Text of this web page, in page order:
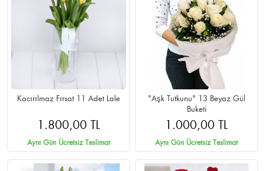
Kacırılmaz Fırsat 11 Adet Lale
1.800,00 TL
Aynı Gün Ücretsiz Teslimat
"Aşk Tutkunu" 13 Beyaz Gül
Buketi
1.000,00 TL
Aynı Gün Ücretsiz Teslimat